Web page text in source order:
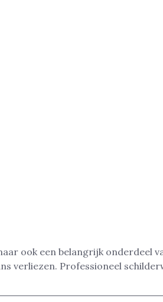
ook een belangrijk onderdeel
verliezen. Professioneel